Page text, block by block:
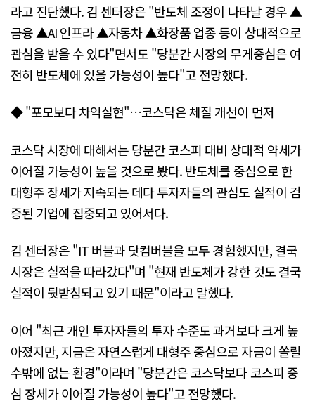
라고 진단했다. 김 센터장은 "반도체 조정이 나타날 경우 ▲
금융 ▲AI 인프라 ▲자동차 ▲화장품 업종 등이 상대적으로
관심을 받을 수 있다"면서도 "당분간 시장의 무게중심은 여
전히 반도체에 있을 가능성이 높다"고 전망했다.
◆ "포모보다 차익실현"…코스닥은 체질 개선이 먼저
코스닥 시장에 대해서는 당분간 코스피 대비 상대적 약세가
이어질 가능성이 높을 것으로 봤다. 반도체를 중심으로 한
대형주 장세가 지속되는 데다 투자자들의 관심도 실적이 검
증된 기업에 집중되고 있어서다.
김 센터장은 "IT 버블과 닷컴버블을 모두 경험했지만, 결국
시장은 실적을 따라갔다"며 "현재 반도체가 강한 것도 결국
실적이 뒷받침되고 있기 때문"이라고 말했다.
이어 "최근 개인 투자자들의 투자 수준도 과거보다 크게 높
아졌지만, 지금은 자연스럽게 대형주 중심으로 자금이 쏠릴
수밖에 없는 환경"이라며 "당분간은 코스닥보다 코스피 중
심 장세가 이어질 가능성이 높다"고 전망했다.